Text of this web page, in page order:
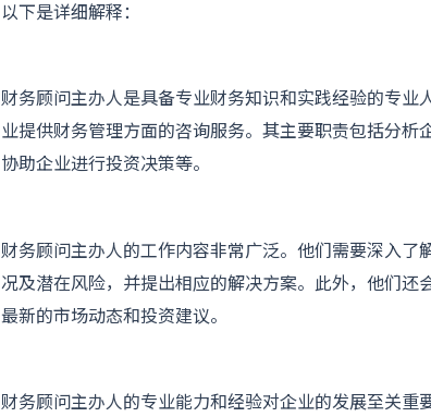
以下是详细解释：
财务顾问主办人是具备专业财务知识和实践经验的专
业提供财务管理方面的咨询服务。其主要职责包括分析
协助企业进行投资决策等。
财务顾问主办人的工作内容非常广泛。他们需要深入
况及潜在风险，并提出相应的解决方案。此外，他们
最新的市场动态和投资建议。
财务顾问主办人的专业能力和经验对企业的发展至关